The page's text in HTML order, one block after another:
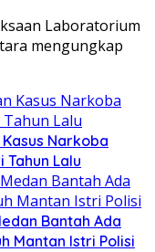
Laboratorium
mengungkap
Narkoba
Tahun Lalu
Bantah Ada
Mantan Istri Polisi